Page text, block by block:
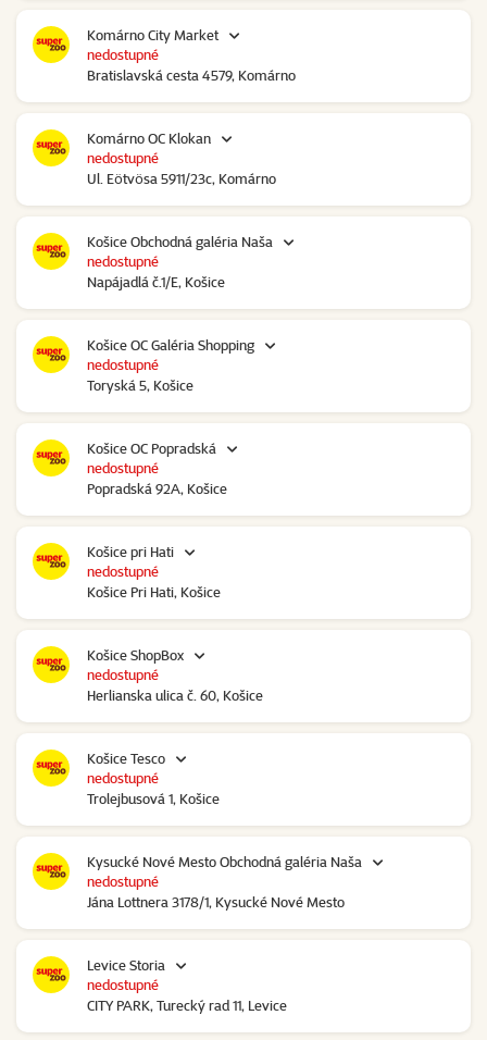
Komárno City Market
Bratislavská cesta 4579, Komárno
nedostupné
Komárno OC Klokan
Ul. Eötvösa 5911/23c, Komárno
nedostupné
Košice Obchodná galéria Naša
Napájadlá č.1/E, Košice
nedostupné
Košice OC Galéria Shopping
Toryská 5, Košice
nedostupné
Košice OC Popradská
Popradská 92A, Košice
nedostupné
Košice pri Hati
Košice Pri Hati, Košice
nedostupné
Košice ShopBox
Herlianska ulica č. 60, Košice
nedostupné
Košice Tesco
Trolejbusová 1, Košice
nedostupné
Kysucké Nové Mesto Obchodná galéria Naša
Jána Lottnera 3178/1, Kysucké Nové Mesto
nedostupné
Levice Storia
CITY PARK, Turecký rad 11, Levice
nedostupné